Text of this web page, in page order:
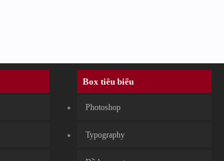
Box tiêu biểu
Photoshop
Typography